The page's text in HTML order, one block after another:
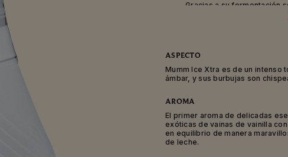
Gracias a su fermentación
brinda una maravillosa
delicados aromas a
una delicia refrescante e
descansar debajo de una
tocando el agua o de
ASPECTO
Mumm Ice Xtra es de un
ámbar, y sus burbujas son
AROMA
El primer aroma de delicadas
exóticas de vainas de vainilla
en equilibrio de manera
de leche.